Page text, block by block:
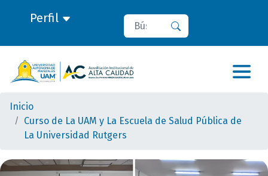
Perfil Buscar
Inicio
Curso de La UAM y La Escuela de Salud Pública de
La Universidad Rutgers